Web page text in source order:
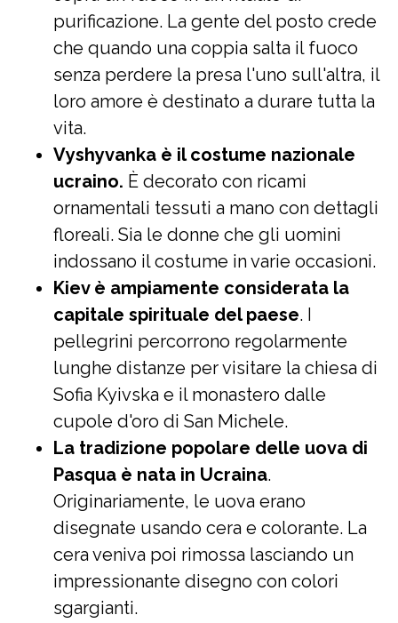
purificazione. La gente del posto crede
che quando una coppia salta il fuoco
senza perdere la presa l'uno sull'altra, il
loro amore è destinato a durare tutta la
vita.
Vyshyvanka è il costume nazionale
ucraino. È decorato con ricami
ornamentali tessuti a mano con dettagli
floreali. Sia le donne che gli uomini
indossano il costume in varie occasioni.
Kiev è ampiamente considerata la
capitale spirituale del paese. I
pellegrini percorrono regolarmente
lunghe distanze per visitare la chiesa di
Sofia Kyivska e il monastero dalle
cupole d'oro di San Michele.
La tradizione popolare delle uova di
Pasqua è nata in Ucraina.
Originariamente, le uova erano
disegnate usando cera e colorante. La
cera veniva poi rimossa lasciando un
impressionante disegno con colori
sgargianti.